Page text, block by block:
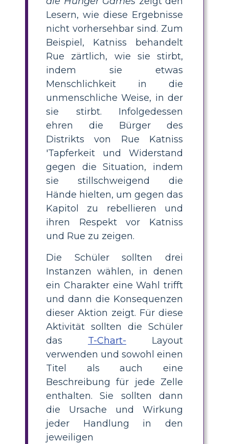
Lesern, wie diese Ergebnisse
nicht vorhersehbar sind. Zum
Beispiel, Katniss behandelt
Rue zärtlich, wie sie stirbt,
indem sie etwas
Menschlichkeit in die
unmenschliche Weise, in der
sie stirbt. Infolgedessen
ehren die Bürger des
Distrikts von Rue Katniss
'Tapferkeit und Widerstand
gegen die Situation, indem
sie stillschweigend die
Hände hielten, um gegen das
Kapitol zu rebellieren und
ihren Respekt vor Katniss
und Rue zu zeigen.
Die Schüler sollten drei
Instanzen wählen, in denen
ein Charakter eine Wahl trifft
und dann die Konsequenzen
dieser Aktion zeigt. Für diese
Aktivität sollten die Schüler
das T-Chart- Layout
verwenden und sowohl einen
Titel als auch eine
Beschreibung für jede Zelle
enthalten. Sie sollten dann
die Ursache und Wirkung
jeder Handlung in den
jeweiligen